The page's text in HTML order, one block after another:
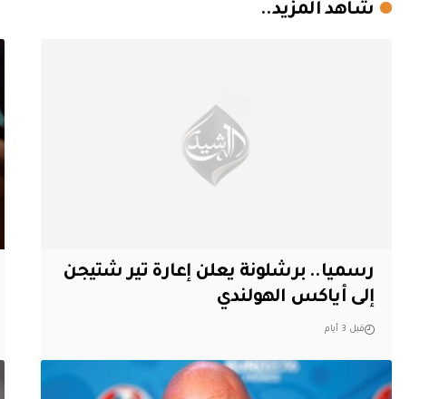
شاهد المزيد..
رسميا.. برشلونة يعلن إعارة تير شتيجن
إلى أياكس الهولندي
قبل 3 أيام